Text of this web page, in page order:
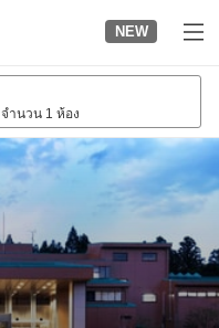
NEW
จำนวน 1 ห้อง